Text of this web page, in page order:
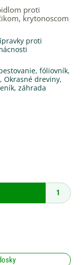
proti
krytonoscom
proti
, fóliovník,
, Okrasné dreviny,
, záhrada
lepové
dosky